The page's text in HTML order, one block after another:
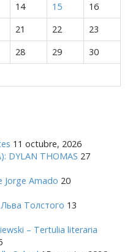
14 15
16
21 22
23
28 29
30
11 octubre, 2026
DYLAN THOMAS 27
Jorge Amado 20
Толстого 13
– Tertulia literaria